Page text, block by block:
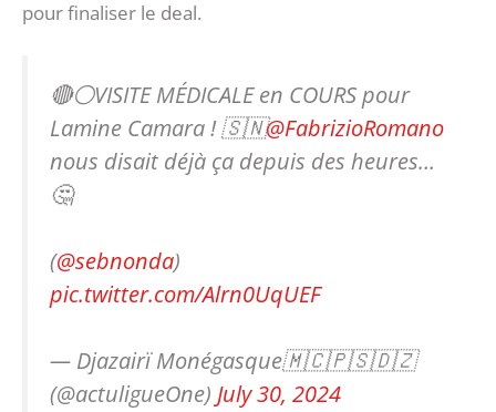
pour finaliser le deal.
🔴⚪VISITE MÉDICALE en COURS pour
Lamine Camara ! 🇸🇳@FabrizioRomano
nous disait déjà ça depuis des heures…
🤔
(@sebnonda)
pic.twitter.com/Alrn0UqUEF
— Djazairï Monégasque🇲🇨🇵🇸🇩🇿
(@actuligueOne) July 30, 2024